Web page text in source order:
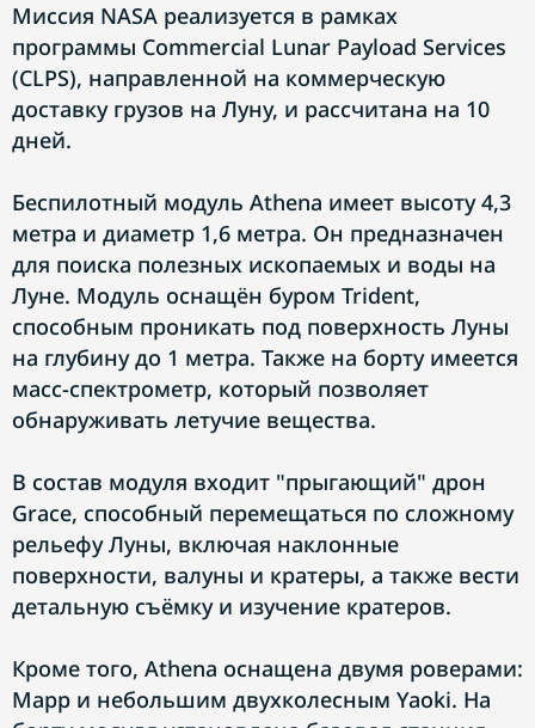
Миссия NASA реализуется в рамках
программы Commercial Lunar Payload Services
(CLPS), направленной на коммерческую
доставку грузов на Луну, и рассчитана на 10
дней.
Беспилотный модуль Athena имеет высоту 4,3
метра и диаметр 1,6 метра. Он предназначен
для поиска полезных ископаемых и воды на
Луне. Модуль оснащён буром Trident,
способным проникать под поверхность Луны
на глубину до 1 метра. Также на борту имеется
масс-спектрометр, который позволяет
обнаруживать летучие вещества.
В состав модуля входит "прыгающий" дрон
Grace, способный перемещаться по сложному
рельефу Луны, включая наклонные
поверхности, валуны и кратеры, а также вести
детальную съёмку и изучение кратеров.
Кроме того, Athena оснащена двумя роверами:
Mapp и небольшим двухколесным Yaoki. На